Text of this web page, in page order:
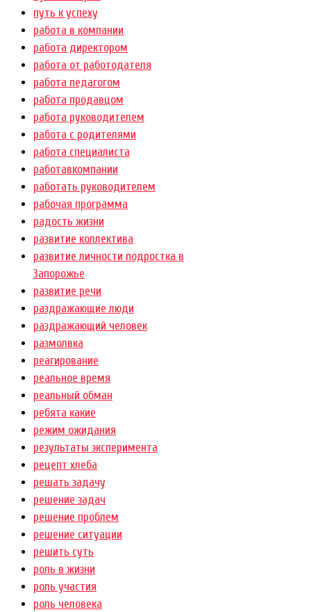
путь к успеху
работа в компании
работа директором
работа от работодателя
работа педагогом
работа продавцом
работа руководителем
работа с родителями
работа специалиста
работавкомпании
работать руководителем
рабочая программа
радость жизни
развитие коллектива
развитие личности подростка в
Запорожье
развитие речи
раздражающие люди
раздражающий человек
размолвка
реагирование
реальное время
реальный обман
ребята какие
режим ожидания
результаты эксперимента
рецепт хлеба
решать задачу
решение задач
решение проблем
решение ситуации
решить суть
роль в жизни
роль участия
роль человека